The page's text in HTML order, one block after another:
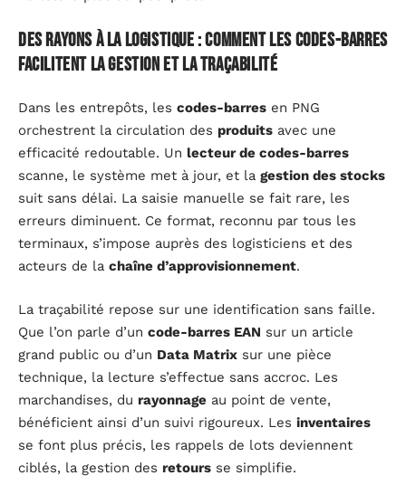
Des rayons à la logistique : comment les codes-barres
facilitent la gestion et la traçabilité
Dans les entrepôts, les codes-barres en PNG
orchestrent la circulation des produits avec une
efficacité redoutable. Un lecteur de codes-barres
scanne, le système met à jour, et la gestion des stocks
suit sans délai. La saisie manuelle se fait rare, les
erreurs diminuent. Ce format, reconnu par tous les
terminaux, s’impose auprès des logisticiens et des
acteurs de la chaîne d’approvisionnement.
La traçabilité repose sur une identification sans faille.
Que l’on parle d’un code-barres EAN sur un article
grand public ou d’un Data Matrix sur une pièce
technique, la lecture s’effectue sans accroc. Les
marchandises, du rayonnage au point de vente,
bénéficient ainsi d’un suivi rigoureux. Les inventaires
se font plus précis, les rappels de lots deviennent
ciblés, la gestion des retours se simplifie.